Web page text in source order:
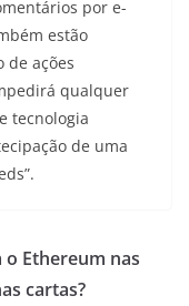
por e-
estão
de ações
qualquer
tecnologia
de uma
Ethereum nas
cartas?